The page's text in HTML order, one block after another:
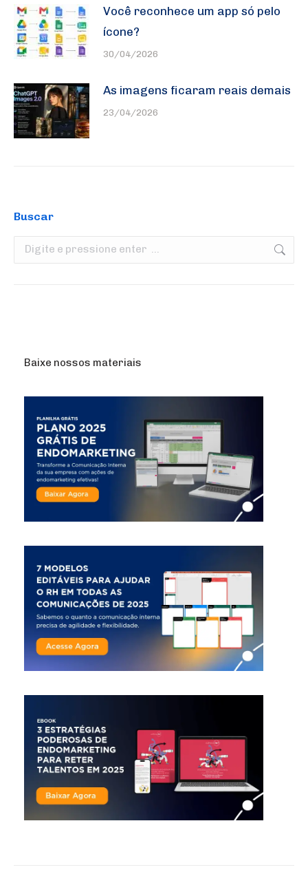
Você reconhece um app só pelo
ícone?
30/04/2026
As imagens ficaram reais demais
23/04/2026
Buscar
Search:
Baixe nossos materiais